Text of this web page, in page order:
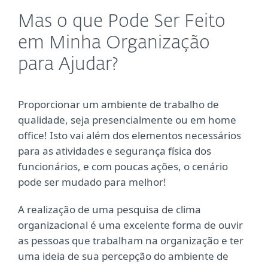
Mas o que Pode Ser Feito
em Minha Organização
para Ajudar?
Proporcionar um ambiente de trabalho de
qualidade, seja presencialmente ou em home
office! Isto vai além dos elementos necessários
para as atividades e segurança física dos
funcionários, e com poucas ações, o cenário
pode ser mudado para melhor!
A realização de uma pesquisa de clima
organizacional é uma excelente forma de ouvir
as pessoas que trabalham na organização e ter
uma ideia de sua percepção do ambiente de